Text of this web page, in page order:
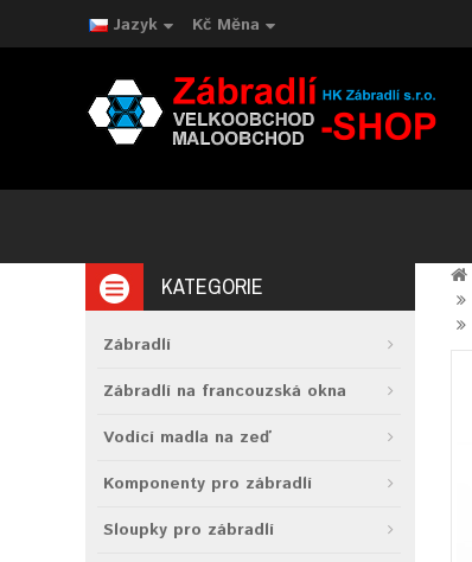
Jazyk Kč Měna
KATEGORIE
Zábradlí
Zábradlí na francouzská okna
Vodící madla na zeď
Komponenty pro zábradlí
Sloupky pro zábradlí